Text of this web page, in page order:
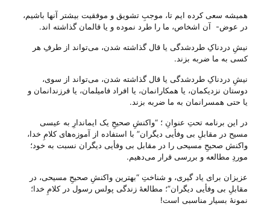
همیشه سعی کرده ایم تا، موجبِ تشویق و موفقیت بیشتر آنها باشیم،
در عوض- آن اشخاص، ما را طرد نموده و یا قالمان گذاشته اند.
نیشِ دردناکِ طردشدگی یا قال گذاشته شدن، می‌‌تواند از طرفِ هر
کسی به ما ضربه بزند.
نیشِ دردناکِ طردشدگی یا قال گذاشته شدن، می‌‌تواند از سوی،
دوستان نزدیکمان، یا همکارانمان، یا افراد فامیلمان، یا فرزندانمان و
یا حتی همسرانمان به ما ضربه بزند.
در این برنامه تحتِ عنوانِ ؛ “واکنشِ صحیحِ یک ایماندارِ به عیسی
مسیح در مقابلِ بی‌ وفأیی دیگران” با استفاده از آموزه‌های کلامِ خدا،
واکنش صحیحِ مسیحی را در مقابل بی‌ وفأیی دیگران نسبت به خود؛
موردِ مطالعه و بررسی قرار می‌‌دهیم.
عزیزان برای یاد گیری، و شناختِ “بهترین واکنشِ صحیحِ مسیحی، در
مقابلِ بی‌ وفأیی دیگران”؛ مطالعهٔ زندگی پولس رسول در کلامِ خدا؛
نمونهٔ بسیار مناسبی است!